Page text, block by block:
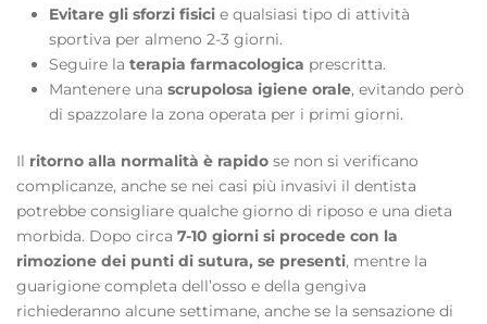
Evitare gli sforzi fisici e qualsiasi tipo di attività
sportiva per almeno 2-3 giorni.
Seguire la terapia farmacologica prescritta.
Mantenere una scrupolosa igiene orale, evitando però
di spazzolare la zona operata per i primi giorni.
Il ritorno alla normalità è rapido se non si verificano
complicanze, anche se nei casi più invasivi il dentista
potrebbe consigliare qualche giorno di riposo e una dieta
morbida. Dopo circa 7-10 giorni si procede con la
rimozione dei punti di sutura, se presenti, mentre la
guarigione completa dell’osso e della gengiva
richiederanno alcune settimane, anche se la sensazione di